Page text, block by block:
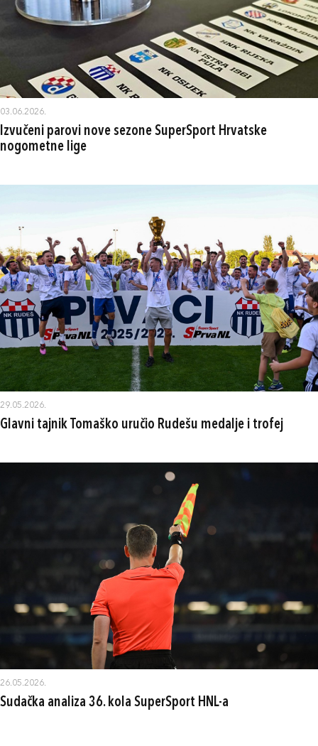
03.06.2026.
Izvučeni parovi nove sezone SuperSport Hrvatske
nogometne lige
29.05.2026.
Glavni tajnik Tomaško uručio Rudešu medalje i trofej
26.05.2026.
Sudačka analiza 36. kola SuperSport HNL-a